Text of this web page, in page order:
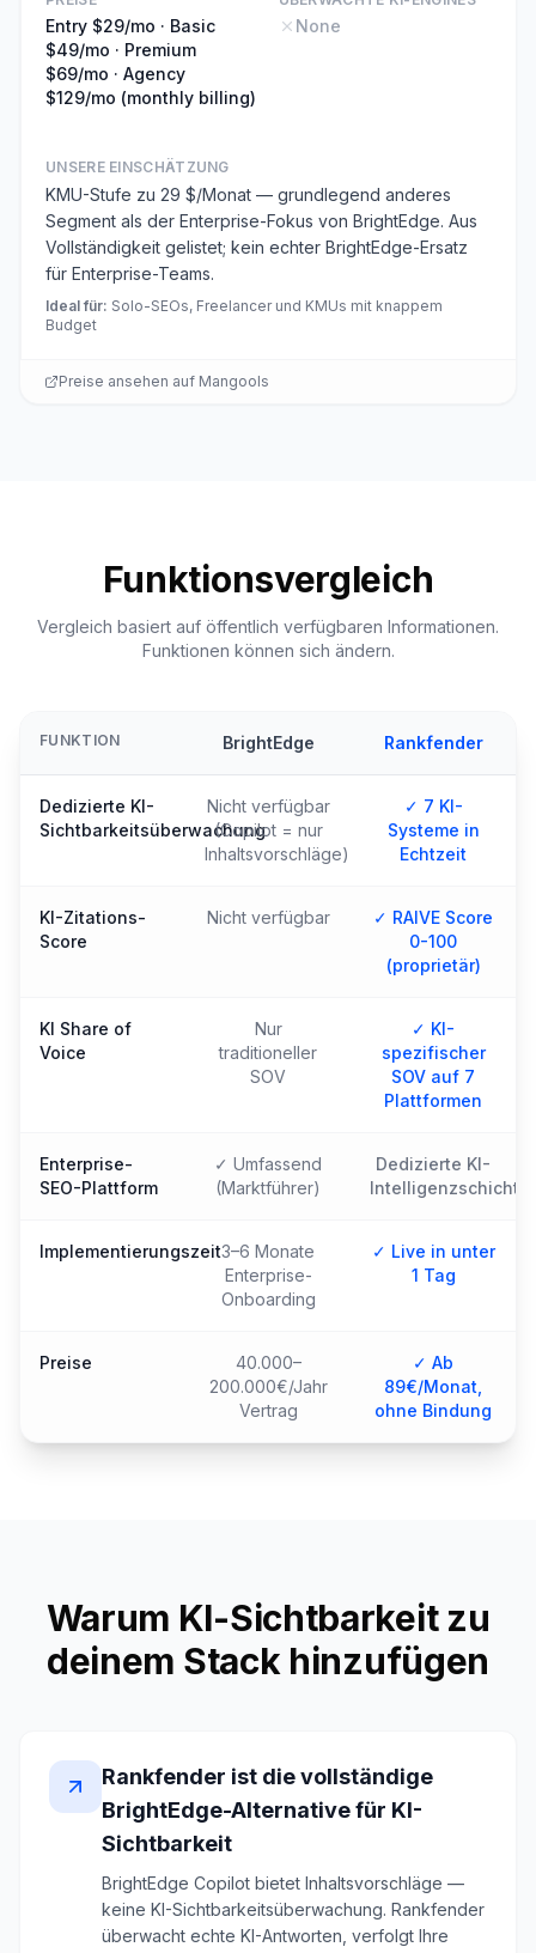
Entry $29/mo · Basic
$49/mo · Premium
$69/mo · Agency
$129/mo (monthly billing)
None
UNSERE EINSCHÄTZUNG
KMU-Stufe zu 29 $/Monat — grundlegend anderes
Segment als der Enterprise-Fokus von BrightEdge. Aus
Vollständigkeit gelistet; kein echter BrightEdge-Ersatz
für Enterprise-Teams.
Ideal für: Solo-SEOs, Freelancer und KMUs mit knappem
Budget
Preise ansehen auf Mangools
Funktionsvergleich
Vergleich basiert auf öffentlich verfügbaren Informationen.
Funktionen können sich ändern.
FUNKTION BrightEdge Rankfender
Dedizierte KI-
Sichtbarkeitsüberwachung
Nicht verfügbar
(Copilot = nur
Inhaltsvorschläge)
✓ 7 KI-
Systeme in
Echtzeit
KI-Zitations-
Score
Nicht verfügbar
✓ RAIVE Score
0-100
(proprietär)
KI Share of
Voice
Nur
traditioneller
SOV
✓ KI-
spezifischer
SOV auf 7
Plattformen
Enterprise-
SEO-Plattform
✓ Umfassend
(Marktführer)
Dedizierte KI-
Intelligenzschicht
Implementierungszeit3–6 Monate
Enterprise-
Onboarding
✓ Live in unter
1 Tag
Preise
40.000–
200.000€/Jahr
Vertrag
✓ Ab
89€/Monat,
ohne Bindung
Warum KI-Sichtbarkeit zu
deinem Stack hinzufügen
Rankfender ist die vollständige
BrightEdge-Alternative für KI-
Sichtbarkeit
BrightEdge Copilot bietet Inhaltsvorschläge —
keine KI-Sichtbarkeitsüberwachung. Rankfender
überwacht echte KI-Antworten, verfolgt Ihre